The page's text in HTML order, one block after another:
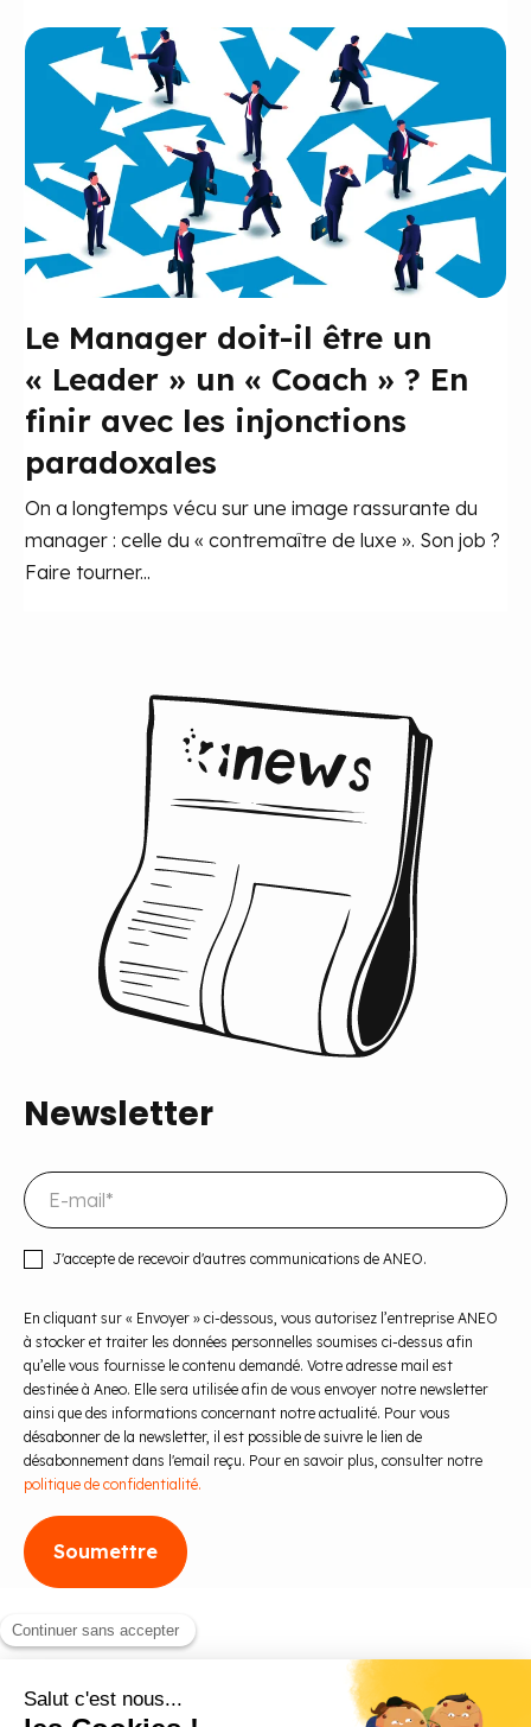
Le Manager doit-il être un
« Leader » un « Coach » ? En
finir avec les injonctions
paradoxales
On a longtemps vécu sur une image rassurante du
manager : celle du « contremaître de luxe ». Son job ?
Faire tourner...
Newsletter
J'accepte de recevoir d'autres communications de ANEO.
En cliquant sur « Envoyer » ci-dessous, vous autorisez l’entreprise ANEO
à stocker et traiter les données personnelles soumises ci-dessus afin
qu’elle vous fournisse le contenu demandé. Votre adresse mail est
destinée à Aneo. Elle sera utilisée afin de vous envoyer notre newsletter
ainsi que des informations concernant notre actualité. Pour vous
désabonner de la newsletter, il est possible de suivre le lien de
désabonnement dans l'email reçu. Pour en savoir plus, consulter notre
politique de confidentialité.